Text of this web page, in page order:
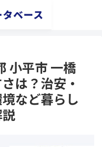
ベース
小平市 一橋
は？治安・
など暮らし